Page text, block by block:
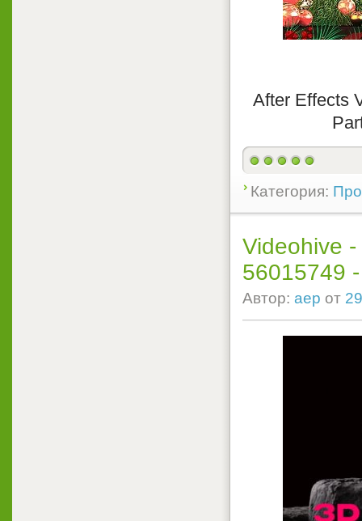
After Effects
Категория:
Videohive
56015749
Автор: aep от